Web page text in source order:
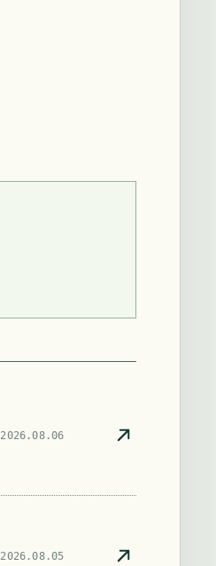
2026.08.06
2026.08.05